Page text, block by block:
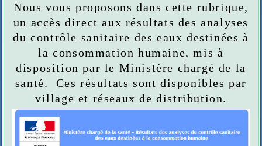
Nous vous proposons dans cette rubrique,
un accès direct aux résultats des analyses
du contrôle sanitaire des eaux destinées à
la consommation humaine, mis à
disposition par le Ministère chargé de la
santé. Ces résultats sont disponibles par
village et réseaux de distribution.